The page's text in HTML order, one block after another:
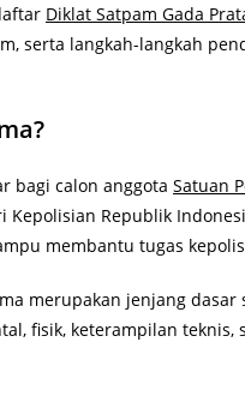
Diklat Satpam Gada
serta langkah-langkah
bagi calon anggota Satuan
Republik
membantu tugas
merupakan jenjang dasar
fisik, keterampilan